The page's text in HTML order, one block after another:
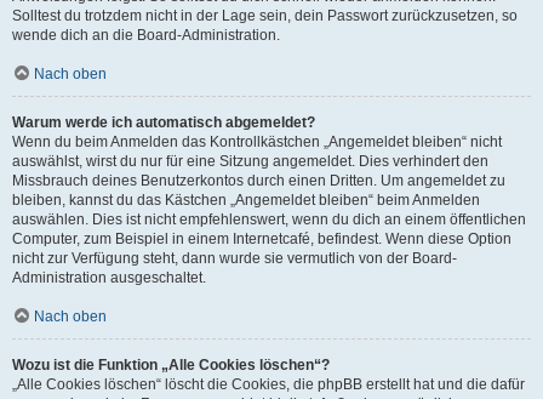
Solltest du trotzdem nicht in der Lage sein, dein Passwort zurückzusetzen, so
wende dich an die Board-Administration.
Nach oben
Warum werde ich automatisch abgemeldet?
Wenn du beim Anmelden das Kontrollkästchen „Angemeldet bleiben“ nicht
auswählst, wirst du nur für eine Sitzung angemeldet. Dies verhindert den
Missbrauch deines Benutzerkontos durch einen Dritten. Um angemeldet zu
bleiben, kannst du das Kästchen „Angemeldet bleiben“ beim Anmelden
auswählen. Dies ist nicht empfehlenswert, wenn du dich an einem öffentlichen
Computer, zum Beispiel in einem Internetcafé, befindest. Wenn diese Option
nicht zur Verfügung steht, dann wurde sie vermutlich von der Board-
Administration ausgeschaltet.
Nach oben
Wozu ist die Funktion „Alle Cookies löschen“?
„Alle Cookies löschen“ löscht die Cookies, die phpBB erstellt hat und die dafür